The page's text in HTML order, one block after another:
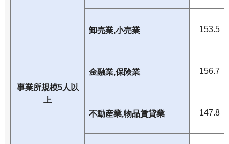
事業所規模5人以
上
卸売業,小売業 153.5
金融業,保険業 156.7
不動産業,物品賃貸業 147.8